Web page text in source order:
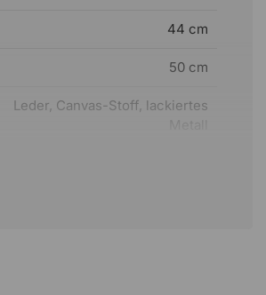
44 cm
50 cm
Leder, Canvas-Stoff, lackiertes